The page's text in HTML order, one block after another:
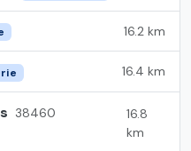
16.2 km
16.4 km
38460
16.8
km